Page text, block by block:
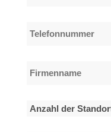
Telefonnummer
Firmenname
Anzahl